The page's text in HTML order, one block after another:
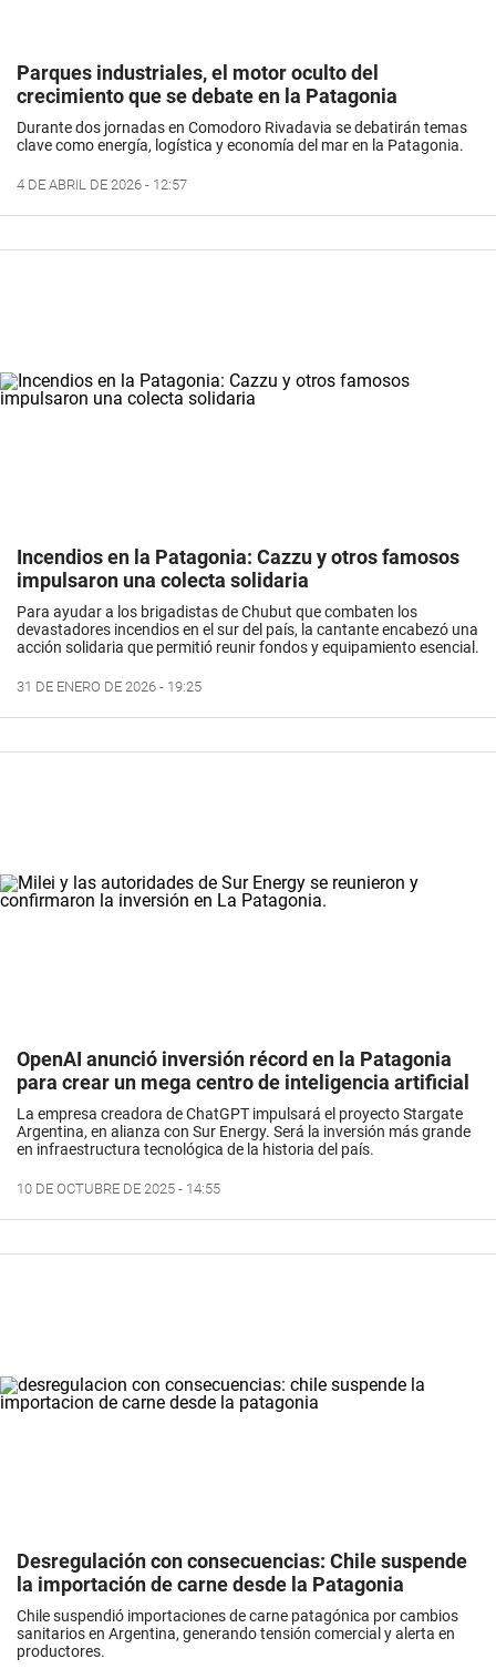
Parques industriales, el motor oculto del
crecimiento que se debate en la Patagonia
Durante dos jornadas en Comodoro Rivadavia se debatirán temas
clave como energía, logística y economía del mar en la Patagonia.
4 DE ABRIL DE 2026 - 12:57
Incendios en la Patagonia: Cazzu y otros famosos
impulsaron una colecta solidaria
Para ayudar a los brigadistas de Chubut que combaten los
devastadores incendios en el sur del país, la cantante encabezó una
acción solidaria que permitió reunir fondos y equipamiento esencial.
31 DE ENERO DE 2026 - 19:25
OpenAI anunció inversión récord en la Patagonia
para crear un mega centro de inteligencia artificial
La empresa creadora de ChatGPT impulsará el proyecto Stargate
Argentina, en alianza con Sur Energy. Será la inversión más grande
en infraestructura tecnológica de la historia del país.
10 DE OCTUBRE DE 2025 - 14:55
Desregulación con consecuencias: Chile suspende
la importación de carne desde la Patagonia
Chile suspendió importaciones de carne patagónica por cambios
sanitarios en Argentina, generando tensión comercial y alerta en
productores.